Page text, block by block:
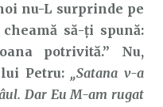
nu-L surprinde pe
să-ți spună:
potrivită.” Nu,
Petru: „Satana v-a
Dar Eu M-am rugat